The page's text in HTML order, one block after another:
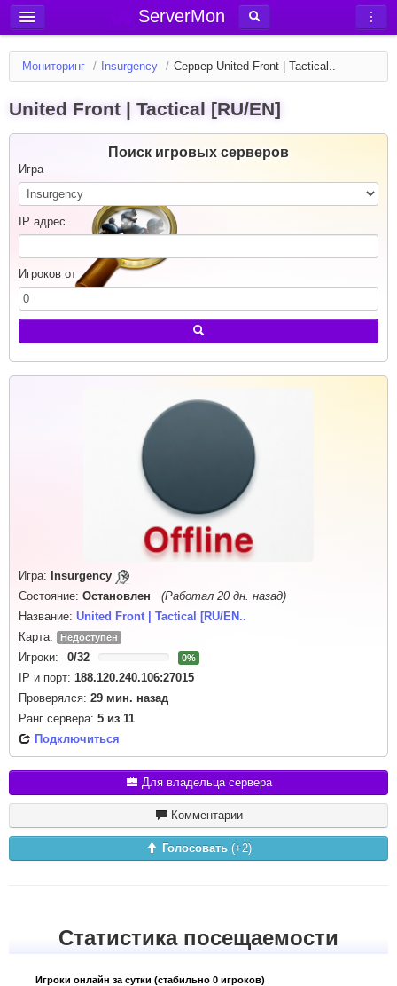
ServerMon
Добавить сервер
Мониторинг серверов
Новости
Блог
Статьи
Форум
Вход в аккаунт
Мониторинг / Insurgency / Сервер United Front | Tactical..
United Front | Tactical [RU/EN]
Поиск игровых серверов
Игра
IP адрес
Игроков от
Игра: Insurgency
Состояние: Остановлен
(Работал 20 дн. назад)
Название: United Front | Tactical [RU/EN..
Карта:
Недоступен
Игроки: 0/32 0%
IP и порт: 188.120.240.106:27015
Проверялся: 29 мин. назад
Ранг сервера: 5 из 11
Подключиться
Для владельца сервера
Комментарии
Голосовать(+2)
Статистика посещаемости
Игроки онлайн за сутки (стабильно 0 игроков)